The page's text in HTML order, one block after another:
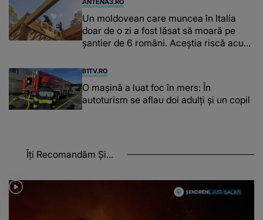
ANTENA3.RO
Un moldovean care muncea în Italia
doar de o zi a fost lăsat să moară pe
şantier de 6 români. Aceștia riscă acum
B1TV.RO
O maşină a luat foc în mers: În
autoturism se aflau doi adulți și un copil
Îți Recomandăm Și...